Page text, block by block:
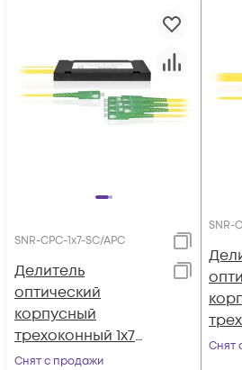
SNR-CPC-1x7-SC/APC
Делитель
оптический
корпусный
трехоконный 1х7
SC/APC
Снят с продажи
SNR-
Снят